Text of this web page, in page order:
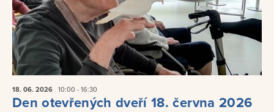
18. 06. 2026 10:00 - 16:30
Den otevřených dveří 18. června 2026